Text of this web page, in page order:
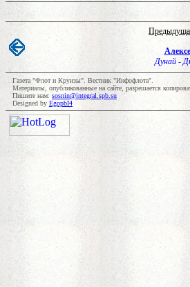
А
Дунай -
Газета "Флот и Круизы". Вестник "Инфофлота".
Материалы, опубликованные на сайте, разрешается
Пишите нам: sosnin@integral.spb.su
Designed by EgopbI4